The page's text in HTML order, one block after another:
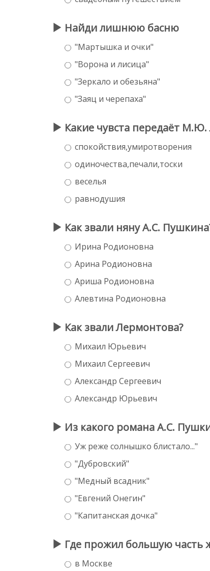
Найди лишнюю басню
"Мартышка и очки"
"Ворона и лисица"
"Зеркало и обезьяна"
"Заяц и черепаха"
Какие чувста передаёт
спокойствия,умиротворения
одиночества,печали,тоски
веселья
равнодушия
Как звали няну А.С.
Ирина Родионовна
Арина Родионовна
Ариша Родионовна
Алевтина Родионовна
Как звали Лермонтова?
Михаил Юрьевич
Михаил Сергеевич
Александр Сергеевич
Александр Юрьевич
Из какого романа А.С.
Уж реже солнышко блистало..."
"Дубровский"
"Медный всадник"
"Евгений Онегин"
"Капитанская дочка"
Где прожил большую часть
в Москве